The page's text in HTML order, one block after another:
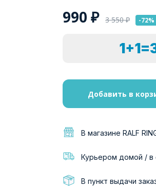
990 ₽ 3 550₽ -72%
Добавить в
В магазине RALF
Курьером домой / в
В пункт выдачи